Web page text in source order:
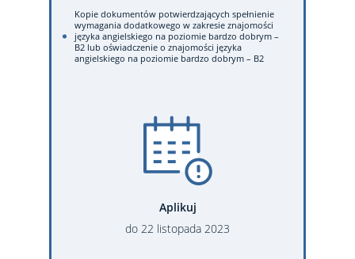
Kopie dokumentów potwierdzających spełnienie
wymagania dodatkowego w zakresie znajomości
języka angielskiego na poziomie bardzo dobrym –
B2 lub oświadczenie o znajomości języka
angielskiego na poziomie bardzo dobrym – B2
Aplikuj
do 22 listopada 2023